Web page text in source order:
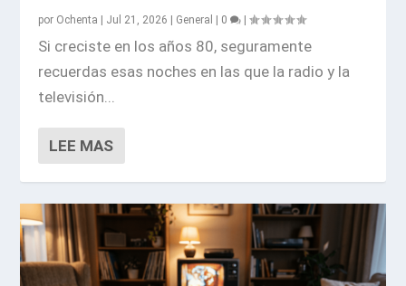
por Ochenta | Jul 21, 2026 | General | 0 |
Si creciste en los años 80, seguramente
recuerdas esas noches en las que la radio y la
televisión...
LEE MAS